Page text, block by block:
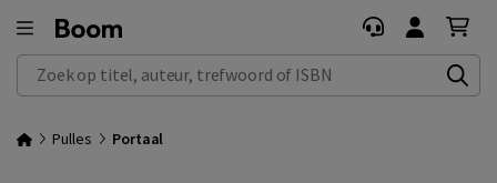
Zoek op titel, auteur, trefwoord of ISBN
Pulles Portaal